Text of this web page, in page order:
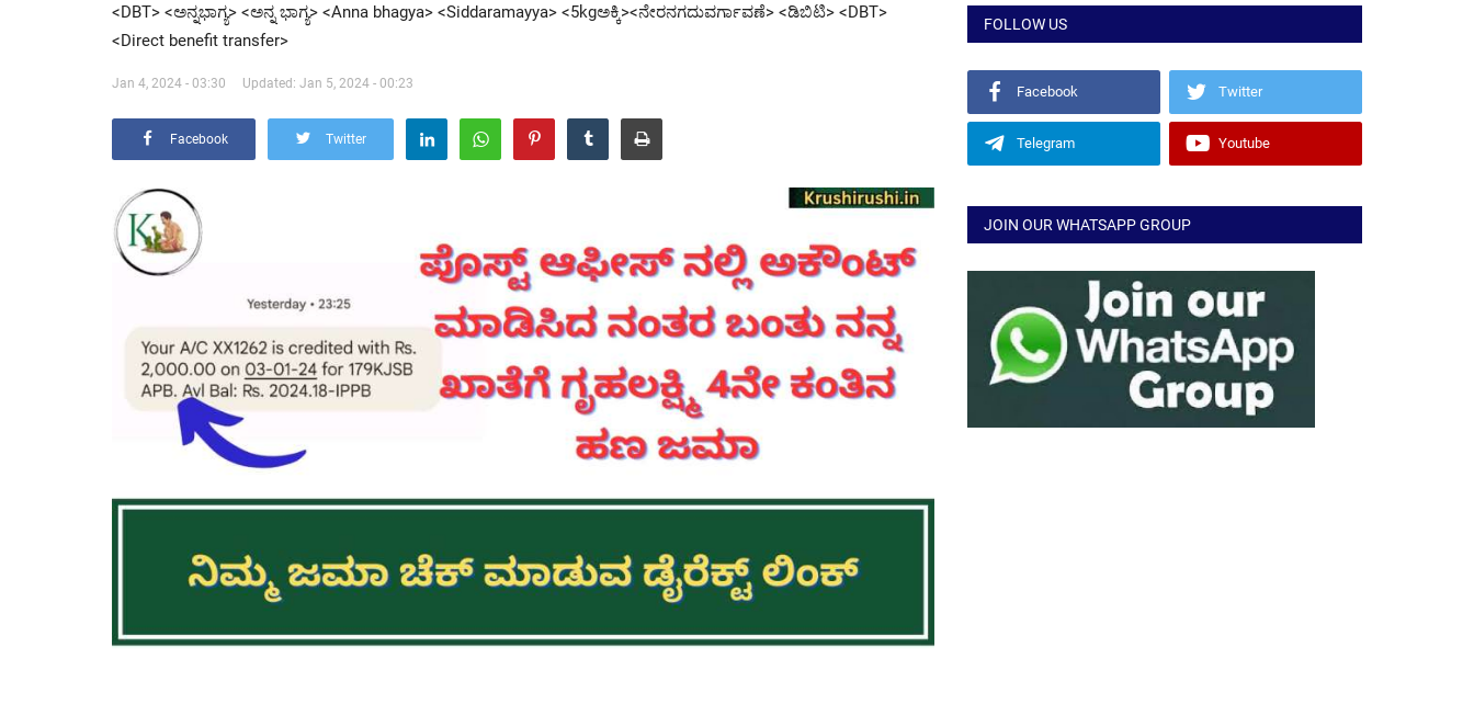
<DBT> <ಅನ್ನಭಾಗ್ಯ> <ಅನ್ನ ಭಾಗ್ಯ> <Anna bhagya> <Siddaramayya> <5kgಅಕ್ಕಿ><ನೇರನಗದುವರ್ಗಾವಣೆ> <ಡಿಬಿಟಿ> <DBT>
<Direct benefit transfer>
Jan 4, 2024 - 03:30 Updated: Jan 5, 2024 - 00:23
Facebook Twitter
FOLLOW US
Facebook Twitter
Telegram Youtube
JOIN OUR WHATSAPP GROUP